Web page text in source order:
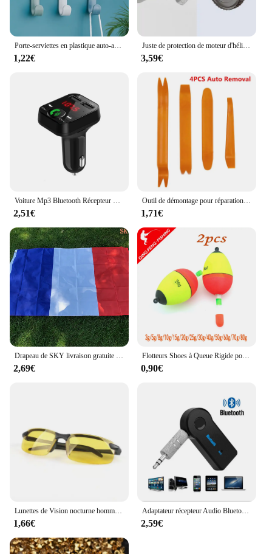
Porte-serviettes en plastique auto-adhésif, cintre mural, porte-chapeau, porte-clés, décoration d'intérieur, 6 pièces
1,22€
Juste de protection de moteur d'hélice pour DJI Mini 3 PRO, accessoires de importateur, nouveau
3,59€
Voiture Mp3 Bluetooth Récepteur Lecteur Mains Libres Appel Fm Carte D'insertion Machine Usb Multifonction Avec Musique Usb Drive
2,51€
Outil de démontage pour réparation Automobile, Clip de porte Audio, panneau de garniture, démontage de l'automobile, démontage intérieur, 4 pièces
1,71€
Drapeau de SKY livraison gratuite drapeau de la grande France 90*150 cm suspendu bleu blanc rouge fra fr français Polyester bannière décoration drapeau français
2,69€
Flotteurs Shoes à Queue Rigide pour la Pêche sur Roche de Mer, 3/5/8/10/15/20/25/30/40/50g, 2 Pièces 60g/70g/80g
0,90€
Lunettes de Vision nocturne hommes Anti-éblouissement conduite demi-monture lunettes de soleil pour conducteur lunettes de Sport en plein air femmes lunettes de jour et de nuit
1,66€
Adaptateur récepteur Audio Bluetooth Aux pour voiture, pour Volkswagen GTI VW Tiguan, accessoires de voiture CC GOLF 7 Golf 6 MK6 Polo
2,59€